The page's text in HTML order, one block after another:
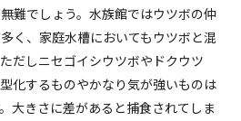
難でしょう。水族館ではウツボの仲
く、家庭水槽においてもウツボと混
だしニセゴイシウツボやドクウツ
化するものやかなり気が強いものは
大きさに差があると捕食されてしま